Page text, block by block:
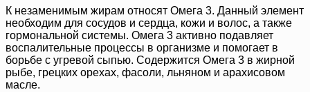
К незаменимым жирам относят Омега 3. Данный элемент
необходим для сосудов и сердца, кожи и волос, а также
гормональной системы. Омега 3 активно подавляет
воспалительные процессы в организме и помогает в
борьбе с угревой сыпью. Содержится Омега 3 в жирной
рыбе, грецких орехах, фасоли, льняном и арахисовом
масле.